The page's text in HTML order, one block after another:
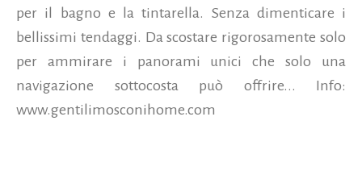
per il bagno e la tintarella. Senza dimenticare i
bellissimi tendaggi. Da scostare rigorosamente solo
per ammirare i panorami unici che solo una
navigazione sottocosta può offrire... Info:
www.gentilimosconihome.com